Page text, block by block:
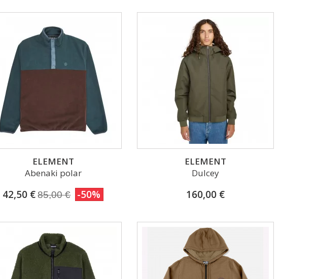
ELEMENT
Abenaki polar
42,50 € 85,00 € -50%
ELEMENT
Dulcey
160,00 €